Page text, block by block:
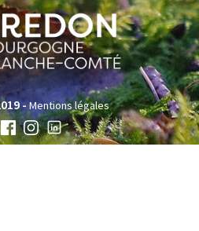
-Mentions légales